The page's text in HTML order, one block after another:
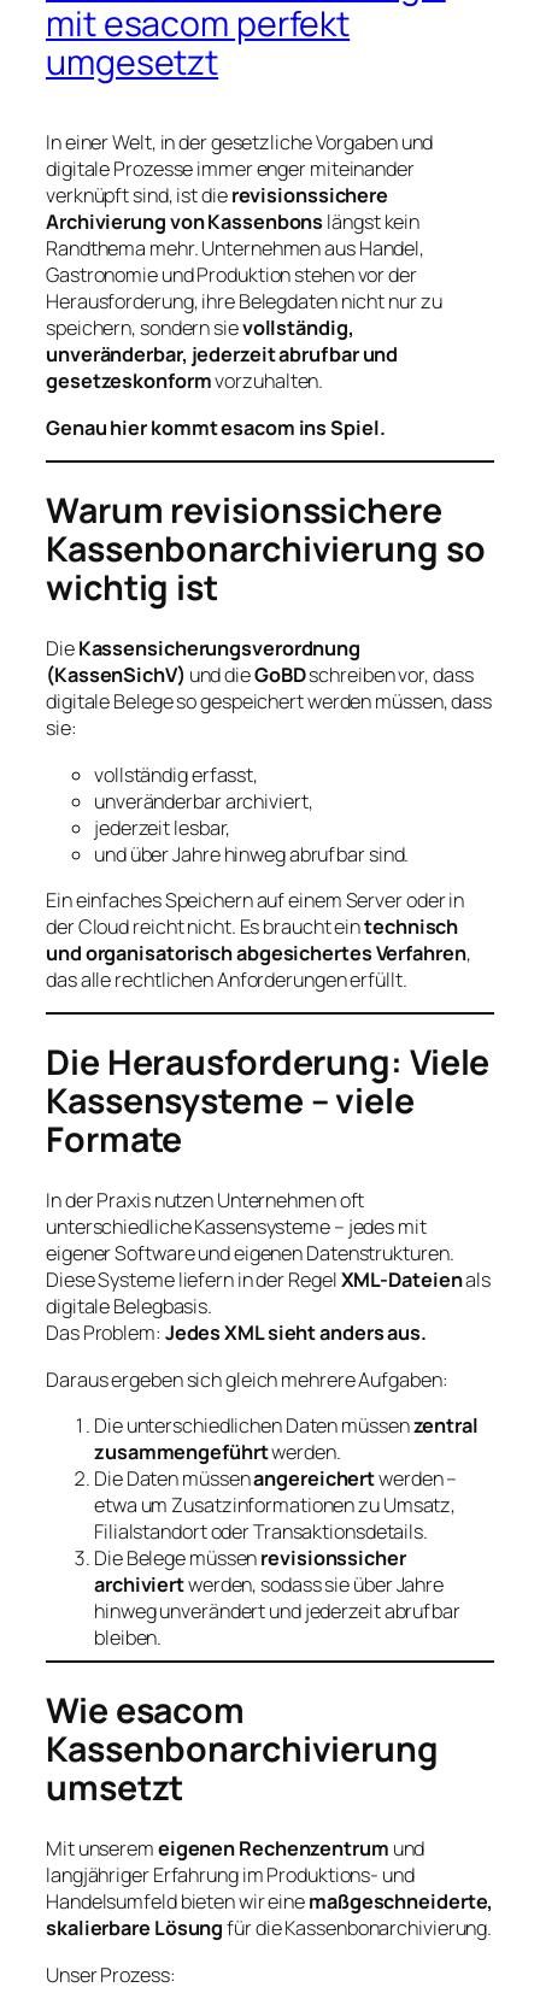
mit esacom perfekt
umgesetzt
In einer Welt, in der gesetzliche Vorgaben und
digitale Prozesse immer enger miteinander
verknüpft sind, ist dierevisionssichere
Archivierung von Kassenbons längst kein
Randthema mehr. Unternehmen aus Handel,
Gastronomie und Produktion stehen vor der
Herausforderung, ihre Belegdaten nicht nur zu
speichern, sondern sievollständig,
unveränderbar, jederzeit abrufbar und
gesetzeskonformvorzuhalten.
Genau hier kommt esacom ins Spiel.
Warum revisionssichere
Kassenbonarchivierung so
wichtig ist
DieKassensicherungsverordnung
(KassenSichV) und dieGoBDschreiben vor, dass
digitale Belege so gespeichert werden müssen, dass
sie:
vollständig erfasst,
unveränderbar archiviert,
jederzeit lesbar,
und über Jahre hinweg abrufbar sind.
Ein einfaches Speichern auf einem Server oder in
der Cloud reicht nicht. Es braucht eintechnisch
und organisatorisch abgesichertes Verfahren,
das alle rechtlichen Anforderungen erfüllt.
Die Herausforderung: Viele
Kassensysteme – viele
Formate
In der Praxis nutzen Unternehmen oft
unterschiedliche Kassensysteme – jedes mit
eigener Software und eigenen Datenstrukturen.
Diese Systeme liefern in der RegelXML-Dateienals
digitale Belegbasis.
Das Problem: Jedes XML sieht anders aus.
Daraus ergeben sich gleich mehrere Aufgaben:
Die unterschiedlichen Daten müssenzentral
zusammengeführtwerden.
Die Daten müssenangereichertwerden –
etwa um Zusatzinformationen zu Umsatz,
Filialstandort oder Transaktionsdetails.
Die Belege müssenrevisionssicher
archiviertwerden, sodass sie über Jahre
hinweg unverändert und jederzeit abrufbar
bleiben.
Wie esacom
Kassenbonarchivierung
umsetzt
Mit unseremeigenen Rechenzentrum und
langjähriger Erfahrung im Produktions- und
Handelsumfeld bieten wir einemaßgeschneiderte,
skalierbare Lösungfür die Kassenbonarchivierung.
Unser Prozess: